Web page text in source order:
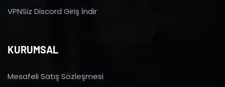
VPNSiz Discord Giriş İndir
KURUMSAL
Mesafeli Satış Sözleşmesi